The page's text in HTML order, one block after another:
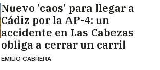
Nuevo 'caos' para llegar a
Cádiz por la AP-4: un
accidente en Las Cabezas
obliga a cerrar un carril
EMILIO CABRERA